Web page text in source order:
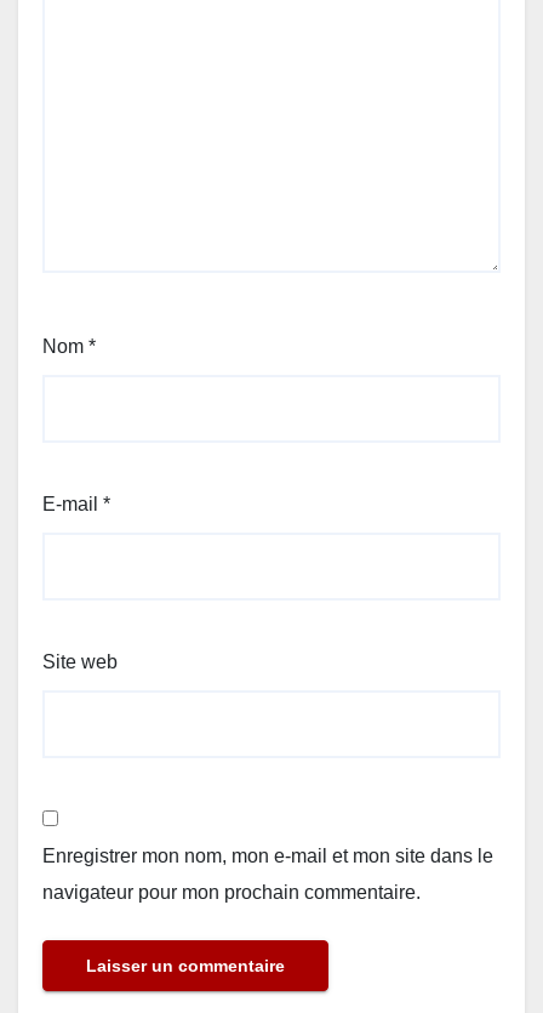
Nom *
E-mail *
Site web
Enregistrer mon nom, mon e-mail et mon site dans le
navigateur pour mon prochain commentaire.